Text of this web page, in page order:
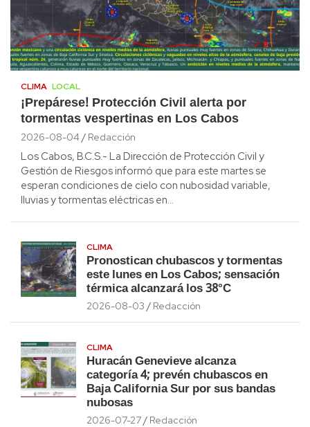
CLIMA LOCAL
¡Prepárese! Protección Civil alerta por
tormentas vespertinas en Los Cabos
2026-08-04 Redacción
Los Cabos, B.C.S.- La Dirección de Protección Civil y
Gestión de Riesgos informó que para este martes se
esperan condiciones de cielo con nubosidad variable,
lluvias y tormentas eléctricas en…
CLIMA
Pronostican chubascos y tormentas
este lunes en Los Cabos; sensación
térmica alcanzará los 38°C
2026-08-03 Redacción
CLIMA
Huracán Genevieve alcanza
categoría 4; prevén chubascos en
Baja California Sur por sus bandas
nubosas
2026-07-27 Redacción